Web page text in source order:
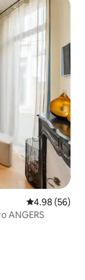
Calificación
4.98 (56)
ANGERS